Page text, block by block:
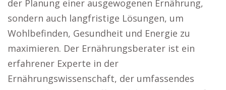
der Planung einer ausgewogenen Ernährung,
sondern auch langfristige Lösungen, um
Wohlbefinden, Gesundheit und Energie zu
maximieren. Der Ernährungsberater ist ein
erfahrener Experte in der
Ernährungswissenschaft, der umfassendes